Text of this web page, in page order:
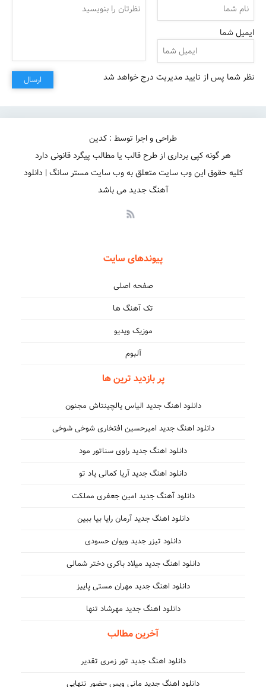
ایمیل شما
نظر شما پس از تایید مدیریت درج خواهد شد ارسال
طراحی و اجرا توسط : کدین
هر گونه کپی برداری از طرح قالب یا مطالب پیگرد قانونی دارد
کلیه حقوق این وب سایت متعلق به وب سایت مستر سانگ | دانلود
آهنگ جدید می باشد
پیوندهای سایت
صفحه اصلی
تک آهنگ ها
موزیک ویدیو
آلبوم
پر بازدید ترین ها
دانلود اهنگ جدید الیاس یالچینتاش مجنون
دانلود اهنگ جدید امیرحسین افتخاری شوخی شوخی
دانلود اهنگ جدید راوی سناتور مود
دانلود اهنگ جدید آریا کمالی یاد تو
دانلود آهنگ جدید امین جعفری مملکت
دانلود اهنگ جدید آرمان رایا بیا ببین
دانلود تیزر جدید ویوان حسودی
دانلود اهنگ جدید میلاد باکری دختر شمالی
دانلود اهنگ جدید مهران مستی پاییز
دانلود اهنگ جدید مهرشاد تنها
آخرین مطالب
دانلود اهنگ جدید تور زمری تقدیر
دانلود اهنگ جدید مانی ویس حضور تنهایی